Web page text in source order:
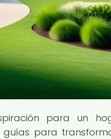
para un
guías para